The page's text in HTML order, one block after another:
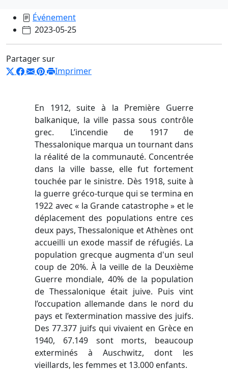
Événement
2023-05-25
Partager sur
Imprimer
En 1912, suite à la Première Guerre
balkanique, la ville passa sous contrôle
grec. L’incendie de 1917 de
Thessalonique marqua un tournant dans
la réalité de la communauté. Concentrée
dans la ville basse, elle fut fortement
touchée par le sinistre. Dès 1918, suite à
la guerre gréco-turque qui se termina en
1922 avec « la Grande catastrophe » et le
déplacement des populations entre ces
deux pays, Thessalonique et Athènes ont
accueilli un exode massif de réfugiés. La
population grecque augmenta d'un seul
coup de 20%. À la veille de la Deuxième
Guerre mondiale, 40% de la population
de Thessalonique était juive. Puis vint
l’occupation allemande dans le nord du
pays et l’extermination massive des juifs.
Des 77.377 juifs qui vivaient en Grèce en
1940, 67.149 sont morts, beaucoup
exterminés à Auschwitz, dont les
vieillards, les femmes et 13.000 enfants.